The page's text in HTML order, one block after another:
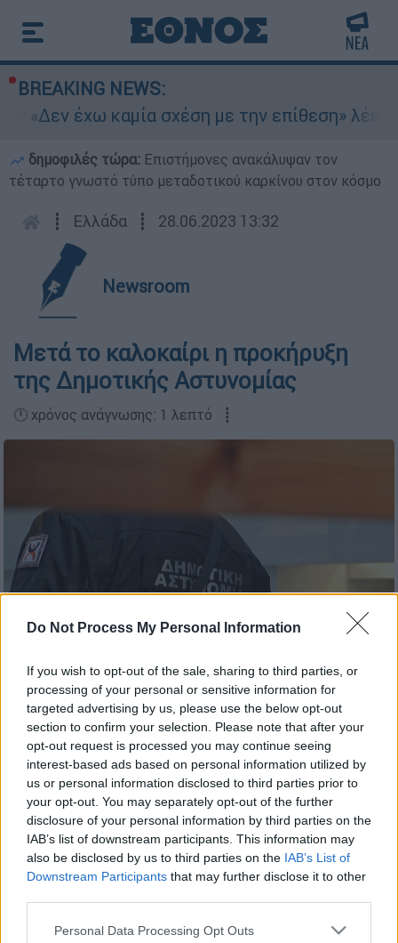
Do Not Process My Personal Information
If you wish to opt-out of the sale, sharing to third parties, or
processing of your personal or sensitive information for
targeted advertising by us, please use the below opt-out
section to confirm your selection. Please note that after your
opt-out request is processed you may continue seeing
interest-based ads based on personal information utilized by
us or personal information disclosed to third parties prior to
your opt-out. You may separately opt-out of the further
disclosure of your personal information by third parties on the
IAB’s list of downstream participants. This information may
also be disclosed by us to third parties on the IAB’s List of
Downstream Participants that may further disclose it to other
Please note that this website/app uses one or more Google
Personal Data Processing Opt Outs
BREAKING NEWS:
«Δεν έχω καμία σχέση με την επίθεση» λέει
δημοφιλές τώρα: Επιστήμονες ανακάλυψαν τον
τέταρτο γνωστό τύπο μεταδοτικού καρκίνου στον κόσμο
┋ Ελλάδα ┋ 28.06.2023 13:32
Newsroom
Μετά το καλοκαίρι η προκήρυξη
της Δημοτικής Αστυνομίας
🕛 χρόνος ανάγνωσης: 1 λεπτό ┋
Δημοτική αστυνομία
Προσθέστε το ΕΘΝΟΣ στη Google
Σύμφωνα μεαποκλειστικές
πληροφορίες τουProson.gr η προκήρυξη
"μαμούθ"τηςΔημοτικής Αστυνομίας
ύστερααπό διάφορες παλινοδίεςέρχεται
μετά το καλοκαίρι.